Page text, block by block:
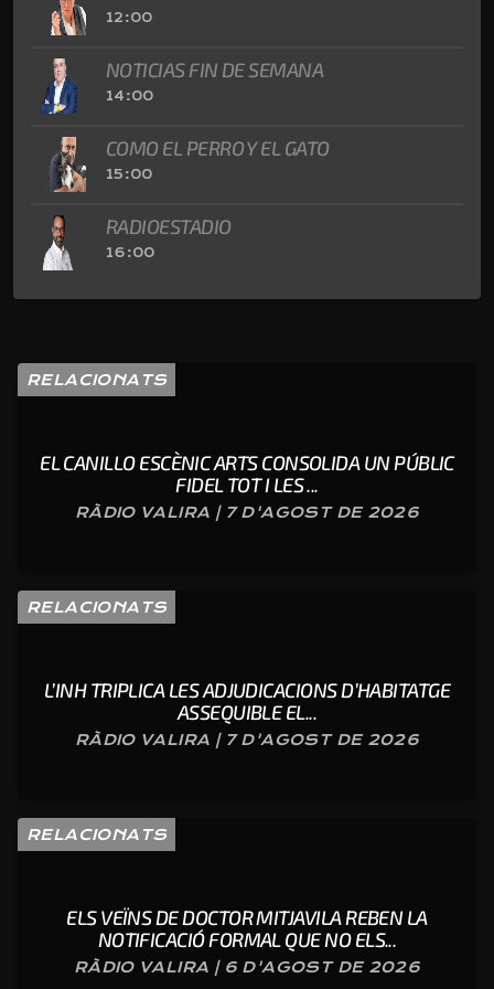
12:00
NOTICIAS FIN DE SEMANA
14:00
COMO EL PERRO Y EL GATO
15:00
RADIOESTADIO
16:00
RELACIONATS
EL CANILLO ESCÈNIC ARTS CONSOLIDA UN PÚBLIC
FIDEL TOT I LES ...
RÀDIO VALIRA | 7 D'AGOST DE 2026
RELACIONATS
L’INH TRIPLICA LES ADJUDICACIONS D’HABITATGE
ASSEQUIBLE EL...
RÀDIO VALIRA | 7 D'AGOST DE 2026
RELACIONATS
ELS VEÏNS DE DOCTOR MITJAVILA REBEN LA
NOTIFICACIÓ FORMAL QUE NO ELS...
RÀDIO VALIRA | 6 D'AGOST DE 2026